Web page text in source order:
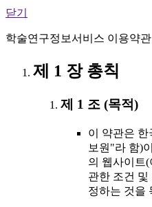
닫기
학술연구정보서비스 이용약
제 1 장 총칙
제 1 조 (목적)
이 약관은
보원"라 함)
의 웹사이트
관한 조건 및
정하는 것을